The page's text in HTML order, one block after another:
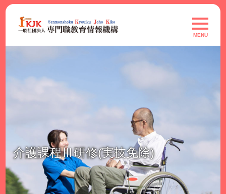
Skip
content
toggle
MENU
介護課程Ⅲ研修(実技免除)